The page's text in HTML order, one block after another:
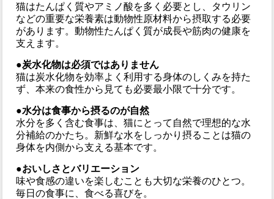
猫はたんぱく質やアミノ酸を多く必要とし、タウリン
などの重要な栄養素は動物性原材料から摂取する必要
があります。動物性たんぱく質が成長や筋肉の健康を
支えます。
●炭水化物は必須ではありません
猫は炭水化物を効率よく利用する身体のしくみを持た
ず、本来の食性から見ても必要最小限で十分です。
●水分は食事から摂るのが自然
水分を多く含む食事は、猫にとって自然で理想的な水
分補給のかたち。新鮮な水をしっかり摂ることは猫の
身体を内側から支える基本です。
●おいしさとバリエーション
味や食感の違いを楽しむことも大切な栄養のひとつ。
毎日の食事に、食べる喜びを。